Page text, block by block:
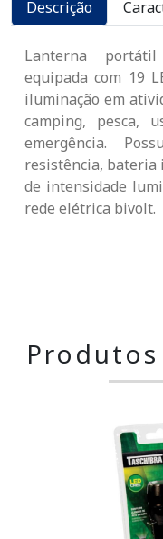
Descrição
Lanterna
equipada com 19
iluminação em
camping, pesca,
emergência.
resistência, bateria
de intensidade
rede elétrica bivolt.